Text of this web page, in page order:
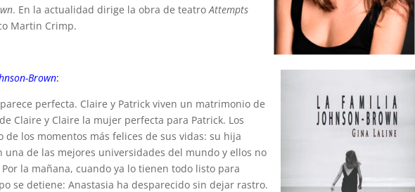
. En la actualidad dirige la obra de teatroAttempts
Martin Crimp.
Brown:
perfecta. Claire y Patrick viven un matrimonio de
Claire y Claire la mujer perfecta para Patrick. Los
de los momentos más felices de sus vidas: su hija
una de las mejores universidades del mundo y ellos no
la mañana, cuando ya lo tienen todo listo para
se detiene: Anastasia ha desparecido sin dejar rastro.